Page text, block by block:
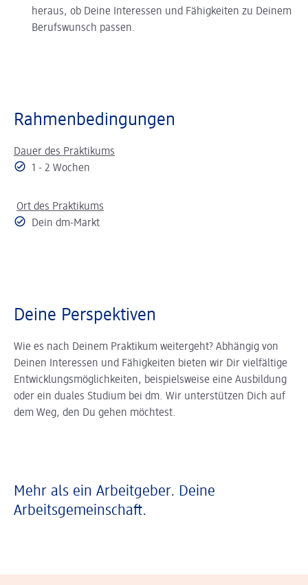
heraus, ob Deine Interessen und Fähigkeiten zu Deinem
Berufswunsch passen.
Rahmenbedingungen
Dauer des Praktikums
1 - 2 Wochen
Ort des Praktikums
Dein dm-Markt
Deine Perspektiven
Wie es nach Deinem Praktikum weitergeht? Abhängig von
Deinen Interessen und Fähigkeiten bieten wir Dir vielfältige
Entwicklungsmöglichkeiten, beispielsweise eine Ausbildung
oder ein duales Studium bei dm. Wir unterstützen Dich auf
dem Weg, den Du gehen möchtest.
Mehr als ein Arbeitgeber. Deine
Arbeitsgemeinschaft.